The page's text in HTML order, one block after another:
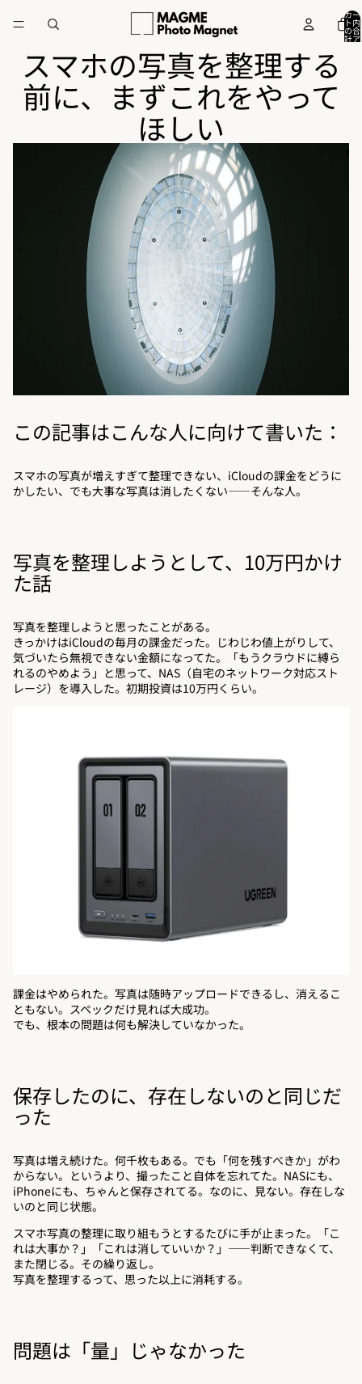
カー
ト内
の合
計ア
イテ
スマホの写真を整理する
前に、まずこれをやって
ほしい
この記事はこんな人に向けて書いた：
スマホの写真が増えすぎて整理できない、iCloudの課金をどうに
かしたい、でも大事な写真は消したくない——そんな人。
写真を整理しようとして、10万円かけ
た話
写真を整理しようと思ったことがある。
きっかけはiCloudの毎月の課金だった。じわじわ値上がりして、
気づいたら無視できない金額になってた。「もうクラウドに縛ら
れるのやめよう」と思って、NAS（自宅のネットワーク対応スト
レージ）を導入した。初期投資は10万円くらい。
課金はやめられた。写真は随時アップロードできるし、消えるこ
ともない。スペックだけ見れば大成功。
でも、根本の問題は何も解決していなかった。
保存したのに、存在しないのと同じだ
った
写真は増え続けた。何千枚もある。でも「何を残すべきか」がわ
からない。というより、撮ったこと自体を忘れてた。NASにも、
iPhoneにも、ちゃんと保存されてる。なのに、見ない。存在しな
いのと同じ状態。
スマホ写真の整理に取り組もうとするたびに手が止まった。「こ
れは大事か？」「これは消していいか？」——判断できなくて、
また閉じる。その繰り返し。
写真を整理するって、思った以上に消耗する。
問題は「量」じゃなかった